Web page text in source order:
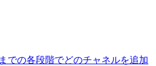
での各段階でどのチャネルを追加